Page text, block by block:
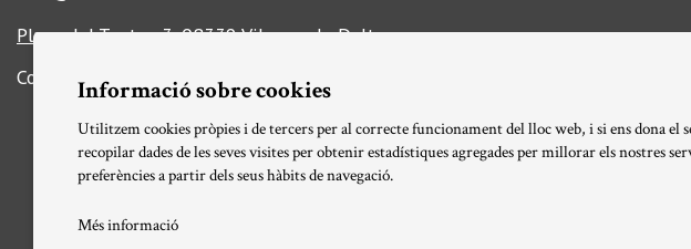
Plaça del Teatre, 3, 08339 Vilassar de Dalt
Com arribar-hi
Informació tècnica
Informació sobre cookies
Utilitzem cookies pròpies i de tercers per al correcte funcionament del lloc web, i si ens dona el
recopilar dades de les seves visites per obtenir estadístiques agregades per millorar els nostres
preferències a partir dels seus hàbits de navegació.
Més informació